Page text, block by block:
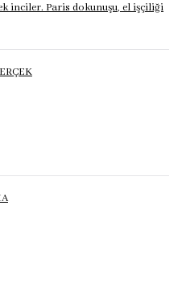
inciler. Paris dokunuşu, el işçiliği